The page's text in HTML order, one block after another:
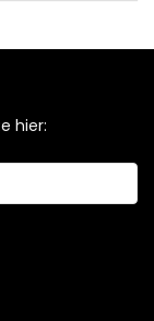
hier: